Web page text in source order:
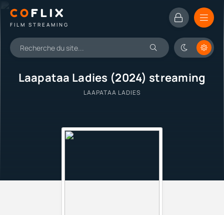
COFLIX
FILM STREAMING
Laapataa Ladies (2024) streaming
LAAPATAA LADIES